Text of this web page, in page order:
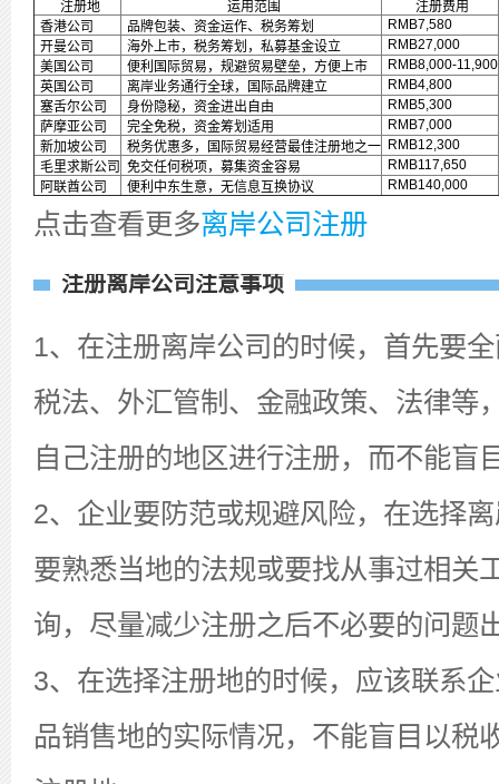
注册地 运用范围
注册费用
香港公司
品牌包装、资金运作、税务筹划
RMB7,580
开曼公司
海外上市，税务筹划，私募基金设立
RMB27,000
美国公司
便利国际贸易，规避贸易壁垒，方便上市
RMB8,000-11,900
英国公司
离岸业务通行全球，国际品牌建立
RMB4,800
塞舌尔公司
身份隐秘，资金进出自由
RMB5,300
萨摩亚公司
完全免税，资金筹划适用
RMB7,000
新加坡公司
税务优惠多，国际贸易经营最佳注册地之一 RMB12,300
毛里求斯公司
免交任何税项，募集资金容易
RMB117,650
阿联酋公司
便利中东生意，无信息互换协议 RMB140,000
点击查看更多离岸公司注册
注册离岸公司注意事项
1、在注册离岸公司的时候，首先要
税法、外汇管制、金融政策、法律等
自己注册的地区进行注册，而不能盲
2、企业要防范或规避风险，在选择
要熟悉当地的法规或要找从事过相关
询，尽量减少注册之后不必要的问题
3、在选择注册地的时候，应该联系
品销售地的实际情况，不能盲目以税